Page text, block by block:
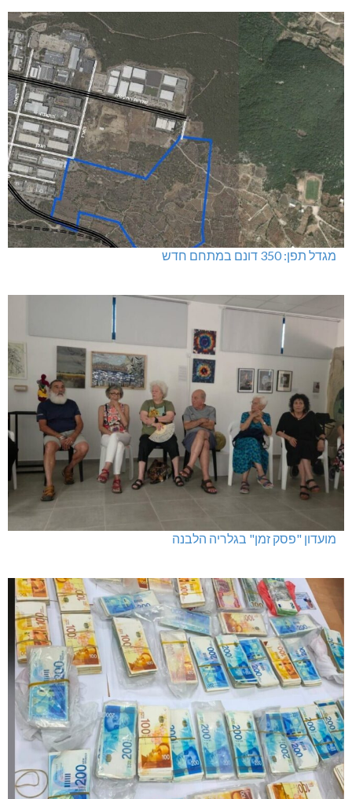
מגדל תפן: 350 דונם במתחם חדש
מועדון "פסק זמן" בגלריה הלבנה